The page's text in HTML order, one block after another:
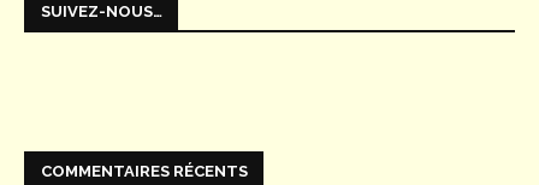
SUIVEZ-NOUS…
COMMENTAIRES RÉCENTS